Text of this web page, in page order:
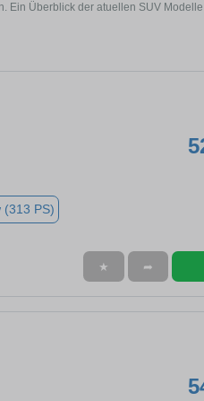
Ein Überblick der atuellen SUV
(313 PS)
★ ➦